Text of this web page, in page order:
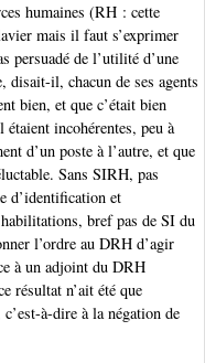
humaines (RH : cette
mais il faut s’exprimer
persuadé de l’utilité d’une
disait-il, chacun de ses agents
bien, et que c’était bien
incohérentes, peu à
d’un poste à l’autre, et que
Sans SIRH, pas
d’identification et
bref pas de SI du
l’ordre au DRH d’agir
à un adjoint du DRH
résultat n’ait été que
à-dire à la négation de